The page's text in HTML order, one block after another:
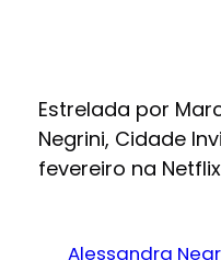
Estrelada por
Negrini, Cidade
fevereiro na
Alessandra